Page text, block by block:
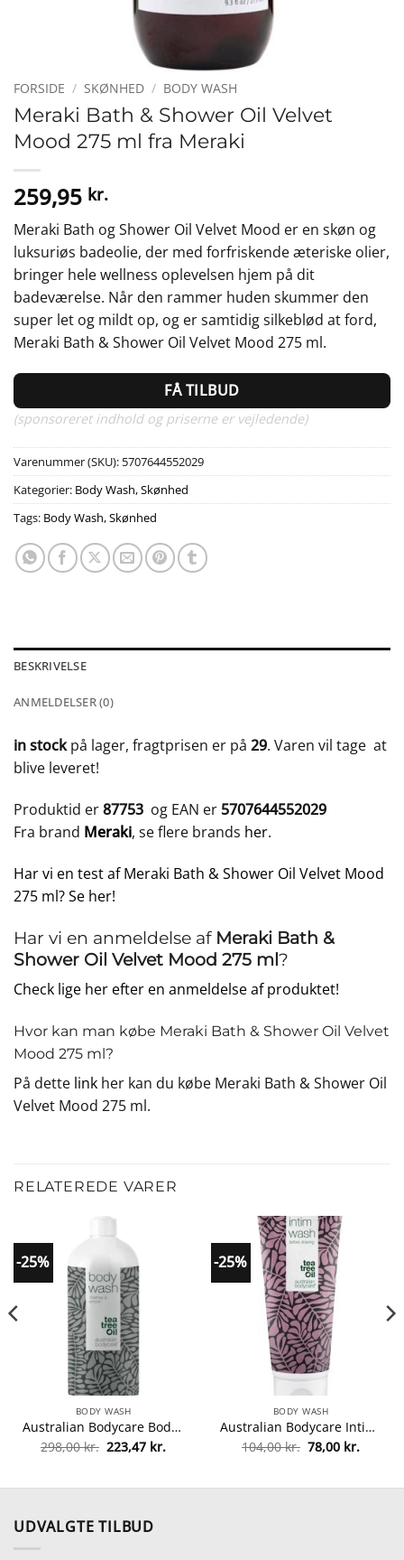
FORSIDE / SKØNHED / BODY WASH
Meraki Bath & Shower Oil Velvet
Mood 275 ml fra Meraki
259,95 kr.
Meraki Bath og Shower Oil Velvet Mood er en skøn og
luksuriøs badeolie, der med forfriskende æteriske olier,
bringer hele wellness oplevelsen hjem på dit
badeværelse. Når den rammer huden skummer den
super let og mildt op, og er samtidig silkeblød at ford,
Meraki Bath & Shower Oil Velvet Mood 275 ml.
FÅ TILBUD
(sponsoreret indhold og priserne er vejledende)
Varenummer (SKU): 5707644552029
Kategorier: Body Wash,Skønhed
Tags: Body Wash,Skønhed
BESKRIVELSE
ANMELDELSER (0)
in stockpå lager, fragtprisen er på 29. Varen vil tage at
blive leveret!
Produktid er87753 og EAN er 5707644552029
Fra brand Meraki, se flere brands her.
Har vi en test af Meraki Bath & Shower Oil Velvet Mood
275 ml? Se her!
Har vi en anmeldelse af Meraki Bath &
Shower Oil Velvet Mood 275 ml?
Check lige her efter en anmeldelse af produktet!
Hvor kan man købe Meraki Bath & Shower Oil Velvet
Mood 275 ml?
På dette link her kan du købe Meraki Bath & Shower Oil
Velvet Mood 275 ml.
RELATEREDE VARER
-25%
BODY WASH
Australian Bodycare Body Wash 1000 ml (Limited Edition) fra Australian Bodycare
298,00kr. Den
oprindelige
298,00 kr..
223,47 kr.Den
223,47 kr..
-25%
BODY WASH
Australian Bodycare Intim Wash 200 ml fra Australian Bodycare
104,00kr. Den
oprindelige
104,00 kr..
78,00 kr.Den
78,00
UDVALGTE TILBUD